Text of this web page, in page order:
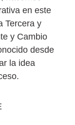
en este
Tercera y
y Cambio
desde
la idea